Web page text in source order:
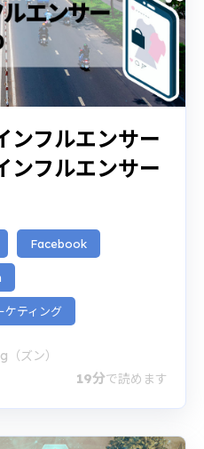
ンフルエンサー
ンフルエンサー
Facebook
ケティング
ズン）
19分で読めます